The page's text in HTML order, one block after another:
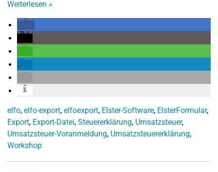
Weiterlesen »
elfo, elfo-export, elfoexport, Elster-Software, ElsterFormular,
Export, Export-Datei, Steuererklärung, Umsatzsteuer,
Umsatzsteuer-Voranmeldung, Umsatzsteuererklärung,
Workshop